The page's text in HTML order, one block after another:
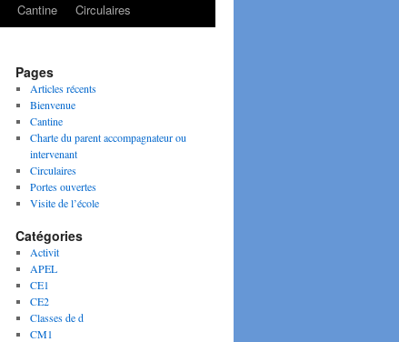
Cantine Circulaires
Pages
Articles récents
Bienvenue
Cantine
Charte du parent accompagnateur ou
intervenant
Circulaires
Portes ouvertes
Visite de l’école
Catégories
Activit
APEL
CE1
CE2
Classes de d
CM1